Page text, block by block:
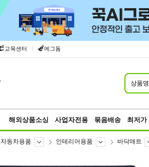
교육센터 | 에그돔
상품명
해외상품소싱 사업자전용 묶음배송 최저가
자동차용품 인테리어용품 바닥매트